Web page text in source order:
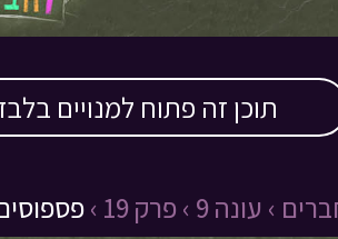
תוכן זה פתוח למנויים
› עונה 9 › פרק 19 ›